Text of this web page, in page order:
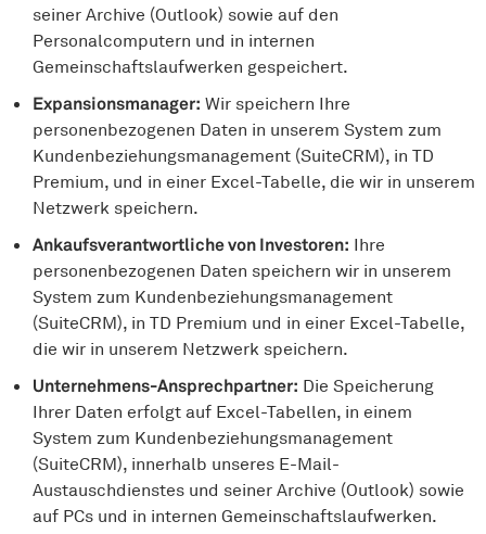
seiner Archive (Outlook) sowie auf den
Personalcomputern und in internen
Gemeinschaftslaufwerken gespeichert.
Expansionsmanager: Wir speichern Ihre
personenbezogenen Daten in unserem System zum
Kundenbeziehungsmanagement (SuiteCRM), in TD
Premium, und in einer Excel-Tabelle, die wir in unserem
Netzwerk speichern.
Ankaufsverantwortliche von Investoren: Ihre
personenbezogenen Daten speichern wir in unserem
System zum Kundenbeziehungsmanagement
(SuiteCRM), in TD Premium und in einer Excel-Tabelle,
die wir in unserem Netzwerk speichern.
Unternehmens-Ansprechpartner: Die Speicherung
Ihrer Daten erfolgt auf Excel-Tabellen, in einem
System zum Kundenbeziehungsmanagement
(SuiteCRM), innerhalb unseres E-Mail-
Austauschdienstes und seiner Archive (Outlook) sowie
auf PCs und in internen Gemeinschaftslaufwerken.